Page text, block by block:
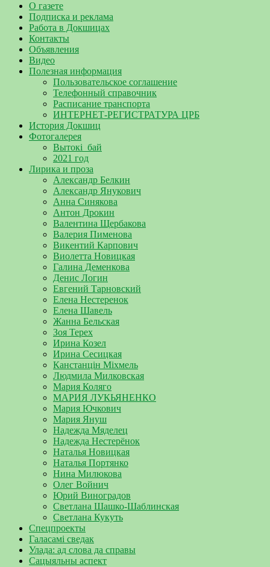
О газете
Подписка и реклама
Работа в Докшицах
Контакты
Объявления
Видео
Полезная информация
Пользовательское соглашение
Телефонный справочник
Расписание транспорта
ИНТЕРНЕТ-РЕГИСТРАТУРА ЦРБ
История Докшиц
Фотогалерея
Вытокі_бай
2021 год
Лирика и проза
Александр Белкин
Александр Янукович
Анна Синякова
Антон Дрокин
Валентина Щербакова
Валерия Пименова
Викентий Карпович
Виолетта Новицкая
Галина Деменкова
Денис Логин
Евгений Тарновский
Елена Нестеренок
Елена Шавель
Жанна Бельская
Зоя Терех
Ирина Козел
Ирина Сесицкая
Канстанцін Міхмель
Людмила Милковская
Мария Коляго
МАРИЯ ЛУКЬЯНЕНКО
Мария Ючкович
Мария Януш
Надежда Мяделец
Надежда Нестерёнок
Наталья Новицкая
Наталья Портянко
Нина Милюкова
Олег Войнич
Юрий Виноградов
Светлана Шашко-Шаблинская
Светлана Кукуть
Спецпроекты
Галасамі сведак
Улада: ад слова да справы
Сацыяльны аспект